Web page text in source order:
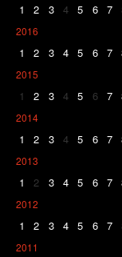
1 2 3 4 5 6 7
2016
1 2 3 4 5 6 7
2015
1 2 3 4 5 6 7
2014
1 2 3 4 5 6 7
2013
1 2 3 4 5 6 7
2012
1 2 3 4 5 6 7
2011